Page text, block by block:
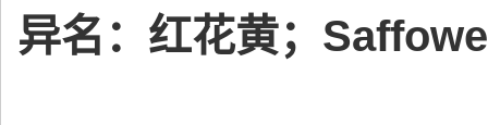
异名：红花黄；